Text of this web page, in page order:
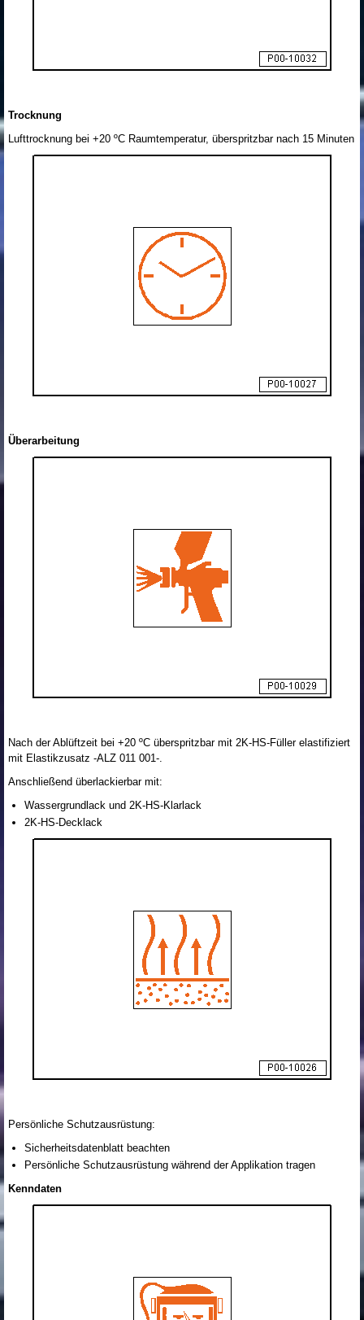
Trocknung
Lufttrocknung bei +20 ºC Raumtemperatur, überspritzbar nach 15 Minuten
Überarbeitung
Nach der Ablüftzeit bei +20 ºC überspritzbar mit 2K-HS-Füller elastifiziert
mit Elastikzusatz -ALZ 011 001-.
Anschließend überlackierbar mit:
Wassergrundlack und 2K-HS-Klarlack
2K-HS-Decklack
Persönliche Schutzausrüstung:
Sicherheitsdatenblatt beachten
Persönliche Schutzausrüstung während der Applikation tragen
Kenndaten